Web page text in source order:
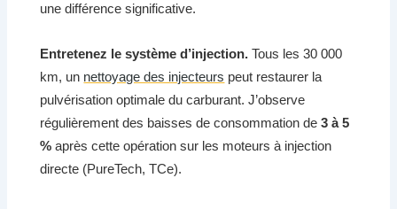
une différence significative.
Entretenez le système d’injection. Tous les 30 000
km, un nettoyage des injecteurs peut restaurer la
pulvérisation optimale du carburant. J’observe
régulièrement des baisses de consommation de3 à 5
% après cette opération sur les moteurs à injection
directe (PureTech, TCe).